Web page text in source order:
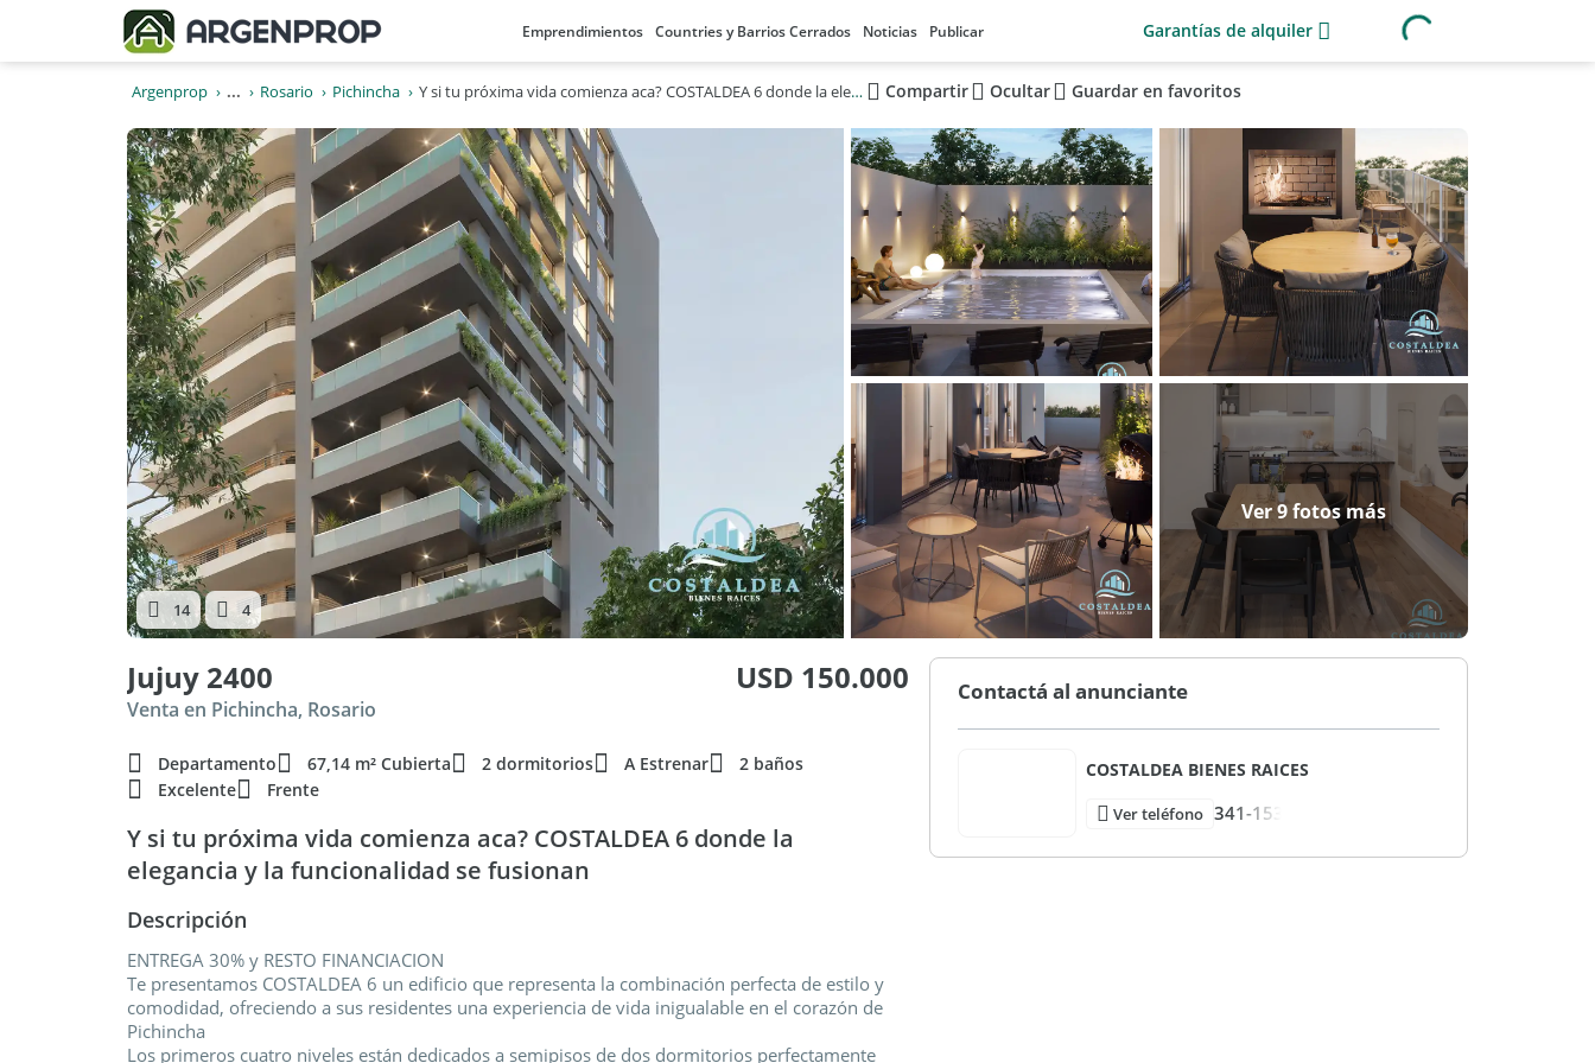
Emprendimientos Countries y Barrios Cerrados Noticias Publicar Garantías de alquiler
Argenprop ... Rosario Pichincha Y si tu próxima vida comienza aca? COSTALDEA 6 donde la elegancia y la funcionalidad se fusionan Compartir Ocultar Guardar en favoritos
Ver 9 fotos más
14 4
Jujuy 2400 USD 150.000
Venta en Pichincha, Rosario
Departamento 67,14 m² Cubierta 2 dormitorios A Estrenar
2 baños
Excelente
Frente
Y si tu próxima vida comienza aca? COSTALDEA 6 donde la
elegancia y la funcionalidad se fusionan
Descripción
ENTREGA 30% y RESTO FINANCIACION
Te presentamos COSTALDEA 6 un edificio que representa la combinación perfecta de estilo y
comodidad, ofreciendo a sus residentes una experiencia de vida inigualable en el corazón de
Pichincha
Los primeros cuatro niveles están dedicados a semipisos de dos dormitorios perfectamente
Contactá al anunciante
COSTALDEA BIENES RAICES
Ver teléfono 341-153